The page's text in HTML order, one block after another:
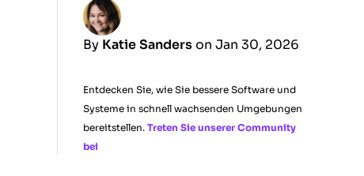
By Katie Sanders on Jan 30, 2026
Entdecken Sie, wie Sie bessere Software und
Systeme in schnell wachsenden Umgebungen
bereitstellen. Treten Sie unserer Community
bei